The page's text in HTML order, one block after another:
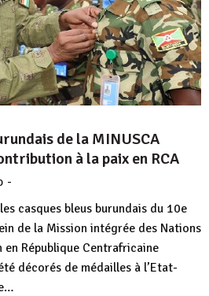
de la MINUSCA
à la paix en RCA
-
casques bleus burundais du 10e
de la Mission intégrée des Nations
République Centrafricaine
décorés de médailles à l’Etat-